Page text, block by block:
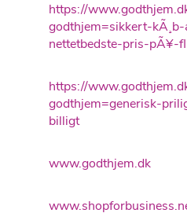
https://
godthjem=sikkert-
nettetbedste-pris-pÃ¥-
https://
godthjem=generisk-
billigt
www.godthjem.dk